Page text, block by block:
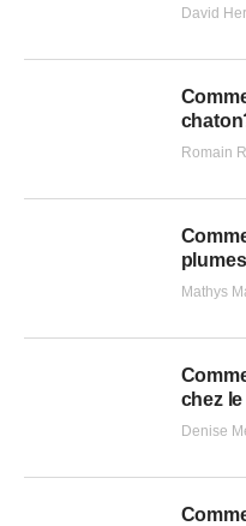
David
Romain
Mathys
chez
Denise